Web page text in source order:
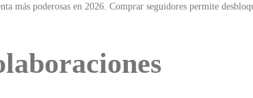
más poderosas en 2026. Comprar seguidores permite